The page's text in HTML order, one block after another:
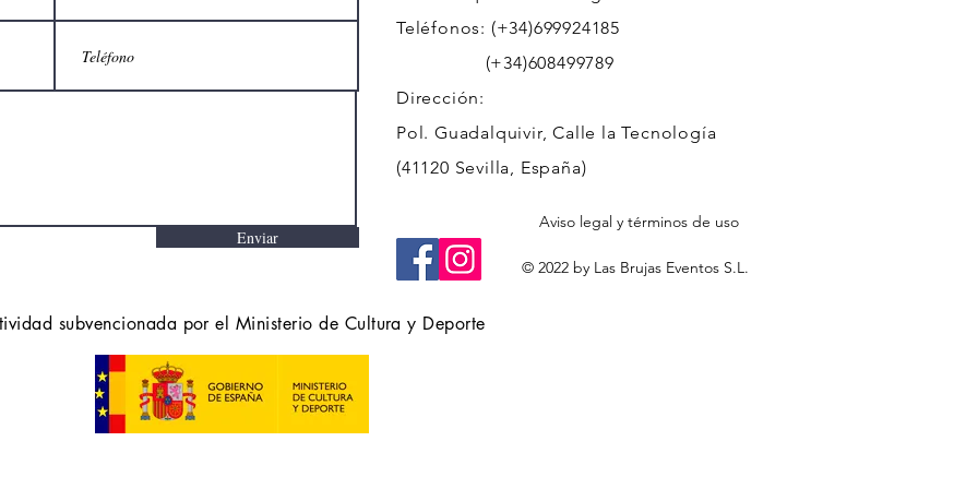
Enviar
Teléfonos: (+34)699924185
(+34)608499789
Dirección:
Pol. Guadalquivir, Calle la Tecnología
(41120 Sevilla, España)
Aviso legal y términos de uso
© 2022 by Las Brujas Eventos S.L.
subvencionada por el Ministerio de Cultura y Deporte